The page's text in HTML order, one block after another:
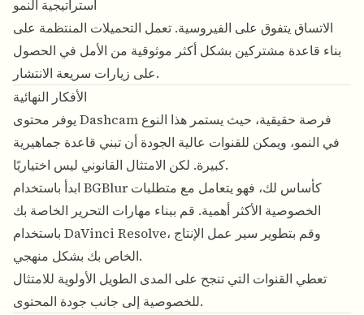
استراتيجية النمو
الاتساق يتفوق على الفيروسية. تعمل التحميلات المنتظمة على
بناء قاعدة مشتركين بشكل أكثر موثوقية من الأمل في الحصول
على زيارات سريعة الانتشار.
الأفكار النهائية
يوفر محتوى Dashcam فرصة حقيقية، حيث يستمر هذا النوع
في النمو، ويمكن للقنوات عالية الجودة أن تبني قاعدة جماهيرية
كبيرة. لكن الامتثال القانوني ليس اختياريًا.
ابدأ باستخدام BGBlur كأساس لك، فهو يتعامل مع متطلبات
الخصوصية الأكثر أهمية. قم ببناء مهارات التحرير الخاصة بك
باستخدام DaVinci Resolve، وقم بتطوير سير عمل الإنتاج
الخاص بك بشكل منهجي.
تعطي القنوات التي تنجح على المدى الطويل الأولوية للامتثال
للخصوصية إلى جانب جودة المحتوى.